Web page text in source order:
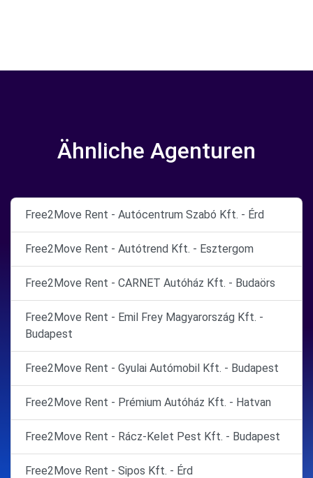
Ähnliche Agenturen
Free2Move Rent - Autócentrum Szabó Kft. - Érd
Free2Move Rent - Autótrend Kft. - Esztergom
Free2Move Rent - CARNET Autóház Kft. - Budaörs
Free2Move Rent - Emil Frey Magyarország Kft. -
Budapest
Free2Move Rent - Gyulai Autómobil Kft. - Budapest
Free2Move Rent - Prémium Autóház Kft. - Hatvan
Free2Move Rent - Rácz-Kelet Pest Kft. - Budapest
Free2Move Rent - Sipos Kft. - Érd